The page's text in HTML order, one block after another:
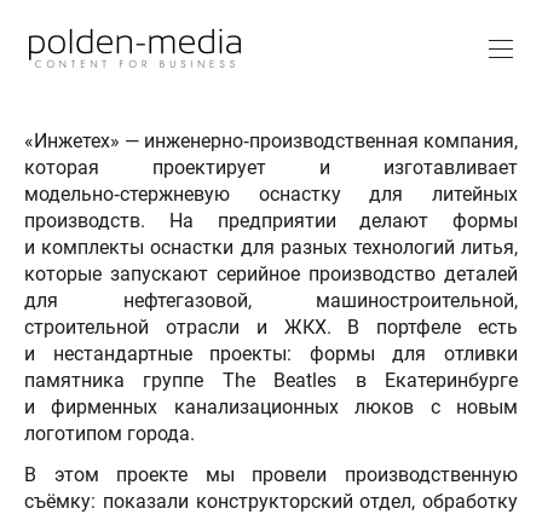
«Инжетех» — инженерно‑производственная компания,
которая проектирует и изготавливает
модельно‑стержневую оснастку для литейных
производств. На предприятии делают формы
и комплекты оснастки для разных технологий литья,
которые запускают серийное производство деталей
для нефтегазовой, машиностроительной,
строительной отрасли и ЖКХ. В портфеле есть
и нестандартные проекты: формы для отливки
памятника группе The Beatles в Екатеринбурге
и фирменных канализационных люков с новым
логотипом города.
В этом проекте мы провели производственную
съёмку: показали конструкторский отдел, обработку